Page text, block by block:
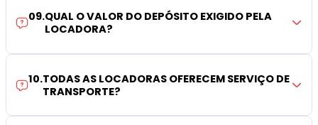
09.QUAL O VALOR DO DEPÓSITO EXIGIDO PELA
LOCADORA?
10.TODAS AS LOCADORAS OFERECEM SERVIÇO DE
TRANSPORTE?